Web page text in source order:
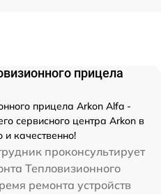
прицела
прицела Arkon Alfa -
сервисного центра Arkon в
качественно!
проконсультирует
Тепловизионного
ремонта устройств